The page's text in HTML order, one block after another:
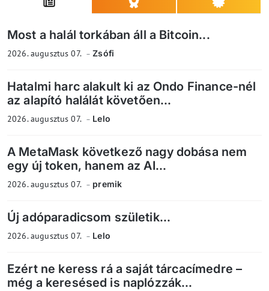
Most a halál torkában áll a Bitcoin...
2026. augusztus 07. Zsófi
Hatalmi harc alakult ki az Ondo Finance-nél
az alapító halálát követően...
2026. augusztus 07. Lelo
A MetaMask következő nagy dobása nem
egy új token, hanem az AI...
2026. augusztus 07. premik
Új adóparadicsom születik...
2026. augusztus 07. Lelo
Ezért ne keress rá a saját tárcacímedre –
még a keresésed is naplózzák...